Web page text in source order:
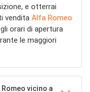
e otterrai
vendita Alfa Romeo
orari di apertura
le maggiori
vicino a